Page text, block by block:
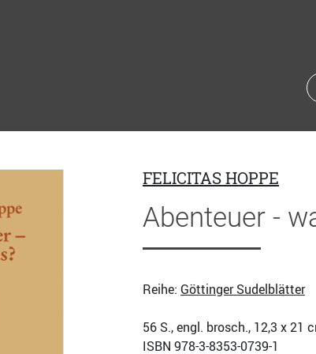
FELICITAS HOPPE
Abenteuer -
Reihe: Göttinger Sudelblätter
56 S., engl. brosch., 12,3 x 21
ISBN 978-3-8353-0739-1